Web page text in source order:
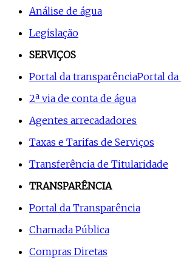
Análise de água
Legislação
SERVIÇOS
Portal da transparênciaPortal
2ª via de conta de água
Agentes arrecadadores
Taxas e Tarifas de Serviços
Transferência de Titularidade
TRANSPARÊNCIA
Portal da Transparência
Chamada Pública
Compras Diretas